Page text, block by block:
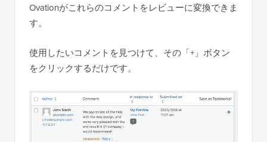
Ovationがこれらのコメントをレビューに変換できま
す。
使用したいコメントを見つけて、その「+」ボタン
をクリックするだけです。